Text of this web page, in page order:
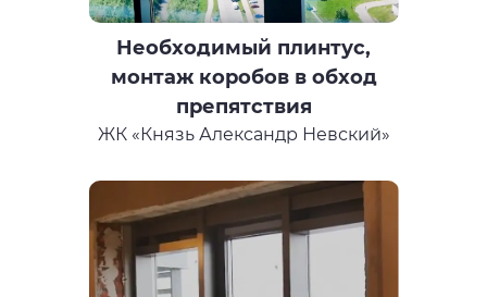
Необходимый плинтус,
монтаж коробов в обход
препятствия
ЖК «Князь Александр Невский»